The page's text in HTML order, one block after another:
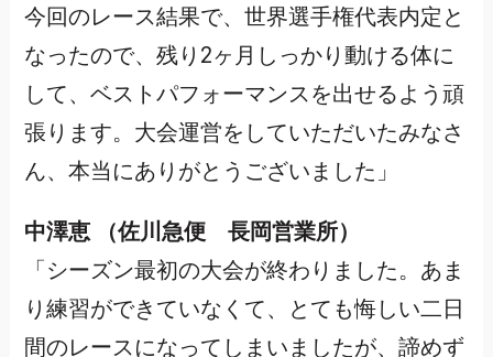
今回のレース結果で、世界選手権代表内定と
なったので、残り2ヶ月しっかり動ける体に
して、ベストパフォーマンスを出せるよう頑
張ります。大会運営をしていただいたみなさ
ん、本当にありがとうございました」
中澤恵 （佐川急便 長岡営業所）
「シーズン最初の大会が終わりました。あま
り練習ができていなくて、とても悔しい二日
間のレースになってしまいましたが、諦めず